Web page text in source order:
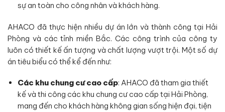
sự an toàn cho công nhân và khách hàng.
AHACO đã thực hiện nhiều dự án lớn và thành công tại Hải
Phòng và các tỉnh miền Bắc. Các công trình của công ty
luôn có thiết kế ấn tượng và chất lượng vượt trội. Một số dự
án tiêu biểu có thể kể đến như:
Các khu chung cư cao cấp: AHACO đã tham gia thiết
kế và thi công các khu chung cư cao cấp tại Hải Phòng,
mang đến cho khách hàng không gian sống hiện đại, tiện